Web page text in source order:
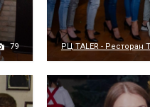
79 РЦ TALER - Ресторан